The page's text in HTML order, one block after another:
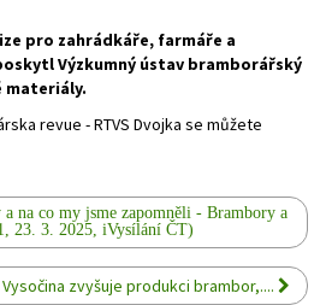
pro zahrádkáře, farmáře a
Výzkumný ústav bramborářský
materiály.
revue - RTVS Dvojka se můžete
na co my jsme zapomněli - Brambory a
23. 3. 2025, iVysílání ČT)
zvyšuje produkci brambor,....